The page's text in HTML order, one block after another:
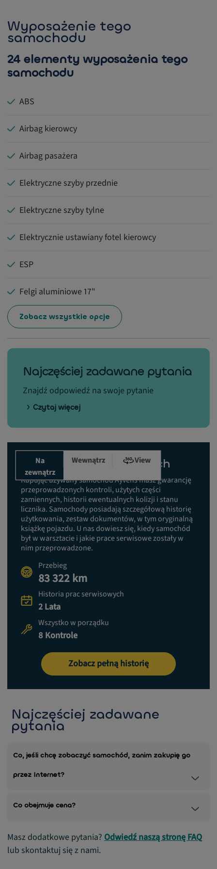
Wyposażenie tego
samochodu
24 elementy wyposażenia tego
samochodu
ABS
Airbag kierowcy
Airbag pasażera
Elektryczne szyby przednie
Elektryczne szyby tylne
Elektrycznie ustawiany fotel kierowcy
ESP
Felgi aluminiowe 17"
Zobacz wszystkie opcje
Najczęściej zadawane pytania
Znajdź odpowiedź na swoje pytanie
Czytaj więcej
Na
zewnątrz
Wewnątrz View
Historia prac serwisowych
Kupując używany samochód Ayvens masz gwarancję
przeprowadzonych kontroli, użytych części
zamiennych, historii ewentualnych kolizji i stanu
licznika. Samochody posiadają szczegółową historię
użytkowania, zestaw dokumentów, w tym oryginalną
książkę pojazdu. U nas dowiesz się, kiedy samochód
był w warsztacie i jakie prace serwisowe zostały w
nim przeprowadzone.
Przebieg
83 322 km
Historia prac serwisowych
2 Lata
Wszystko w porządku
8 Kontrole
Zobacz pełną historię
Najczęściej zadawane
pytania
Co, jeśli chcę zobaczyć samochód, zanim zakupię go
przez Internet?
Co obejmuje cena?
Masz dodatkowe pytania? Odwiedź naszą stronę FAQ
lub skontaktuj się z nami.